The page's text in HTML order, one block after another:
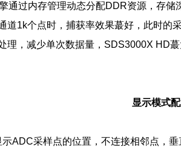
通过内存管理动态分配DDR资源，存
道1k个点时，捕获率效果蕞好，此时的
理，减少单次数据量，SDS3000X HD
显示模式
ADC采样点的位置，不连接相邻点，